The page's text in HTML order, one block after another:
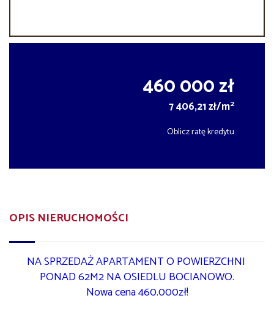
460 000 zł
7 406,21 zł/m2
Oblicz ratę kredytu
OPIS NIERUCHOMOŚCI
NA SPRZEDAŻ APARTAMENT O POWIERZCHNI
PONAD 62M2 NA OSIEDLU BOCIANOWO.
Nowa cena 460.000zł!